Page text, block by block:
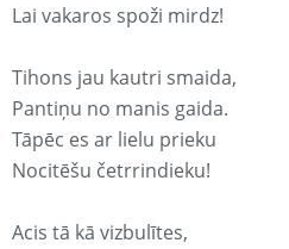
Lai vakaros spoži mirdz!
Tihons jau kautri smaida,
Pantiņu no manis gaida.
Tāpēc es ar lielu prieku
Nocitēšu četrrindieku!
Acis tā kā vizbulītes,